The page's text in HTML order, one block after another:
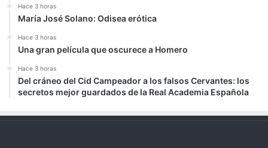
Hace 3 horas
María José Solano: Odisea erótica
Hace 3 horas
Una gran película que oscurece a Homero
Hace 3 horas
Del cráneo del Cid Campeador a los falsos Cervantes: los
secretos mejor guardados de la Real Academia Española